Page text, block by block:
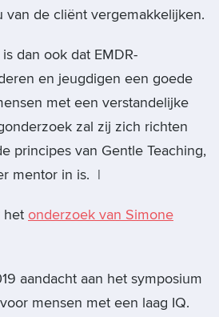
van de cliënt vergemakkelijken.
dan ook dat EMDR-
en jeugdigen een goede
met een verstandelijke
zal zij zich richten
principes van Gentle Teaching,
mentor in is. |
het onderzoek van Simone
aandacht aan het symposium
mensen met een laag IQ.